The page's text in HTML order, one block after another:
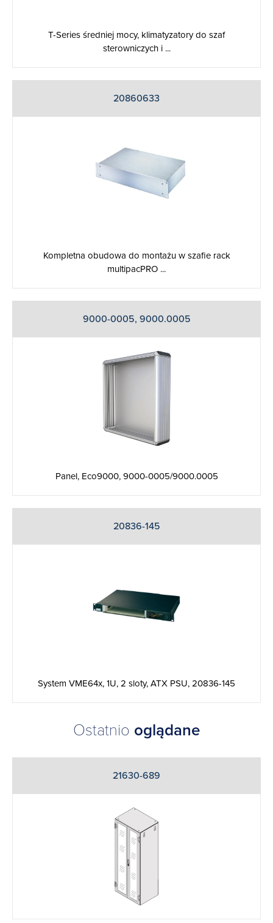
T-Series średniej mocy, klimatyzatory do szaf
sterowniczych i ...
20860633
Kompletna obudowa do montażu w szafie rack
multipacPRO ...
9000-0005, 9000.0005
Panel, Eco9000, 9000-0005/9000.0005
20836-145
System VME64x, 1U, 2 sloty, ATX PSU, 20836-145
Ostatnio oglądane
21630-689